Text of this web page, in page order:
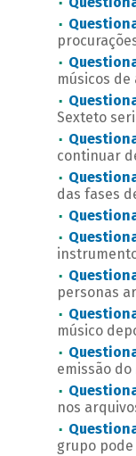
músicos
Sexteto
continuar
das fases
personas
músico
emissão do
nos
grupo